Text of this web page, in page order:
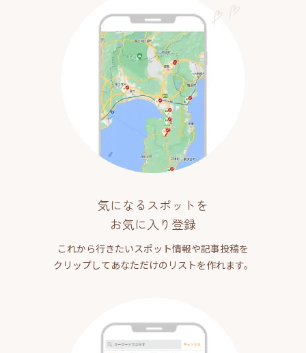
気になるスポットを
お気に入り登録
これから行きたいスポット情報や記事投稿を
クリップしてあなただけのリストを作れます。